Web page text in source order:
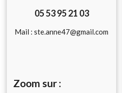
05 53 95 21 03
Mail : ste.anne47@gmail.com
Zoom sur :